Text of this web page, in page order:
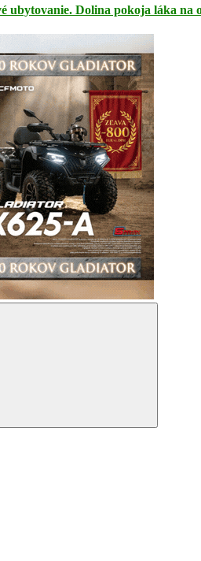
ubytovanie. Dolina pokoja láka na
Search